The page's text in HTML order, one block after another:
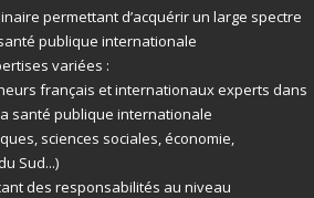
permettant d’acquérir un large spectre
publique internationale
variées :
français et internationaux experts dans
santé publique internationale
sciences sociales, économie,
Sud...)
des responsabilités au niveau